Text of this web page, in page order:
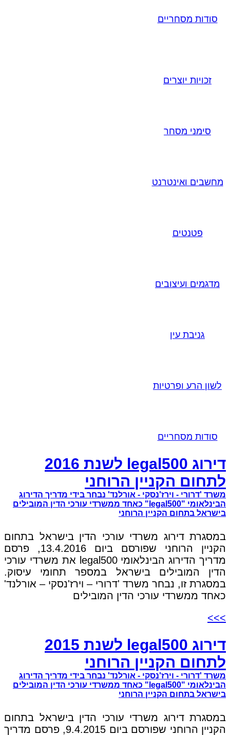
סודות מסחריים
זכויות יוצרים
סימני מסחר
מחשבים ואינטרנט
פטנטים
מדגמים ועיצובים
גניבת עין
לשון הרע ופרטיות
סודות מסחריים
דירוג legal500 לשנת 2016
לתחום הקניין הרוחני
משרד 'דרורי - וירז'נסקי - אורלנד' נבחר בידי מדריך הדירוג
הבינלאומי "legal500" כאחד ממשרדי עורכי הדין המובילים
בישראל בתחום הקניין הרוחני
במסגרת דירוג משרדי עורכי הדין בישראל בתחום
הקניין הרוחני שפורסם ביום 13.4.2016, פרסם
מדריך הדירוג הבינלאומי legal500 את משרדי עורכי
הדין המובילים בישראל במספר תחומי עיסוק.
במסגרת זו, נבחר משרד 'דרורי – וירז'נסקי – אורלנד'
כאחד ממשרדי עורכי הדין המובילים
>>>
דירוג legal500 לשנת 2015
לתחום הקניין הרוחני
משרד 'דרורי - וירז'נסקי - אורלנד' נבחר בידי מדריך הדירוג
הבינלאומי "legal500" כאחד ממשרדי עורכי הדין המובילים
בישראל בתחום הקניין הרוחני
במסגרת דירוג משרדי עורכי הדין בישראל בתחום
הקניין הרוחני שפורסם ביום 9.4.2015, פרסם מדריך